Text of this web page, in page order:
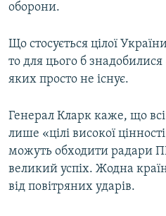
оборони.
Що стосується цілої
то для цього б
яких просто не існує.
Генерал Кларк каже, що
лише «цілі високої
можуть обходити радари
великий успіх. Жодна
від повітряних ударів.